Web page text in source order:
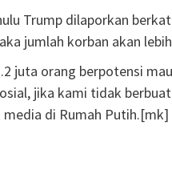
Trump dilaporkan
jumlah korban akan
juta orang berpotensi
jika kami tidak
di Rumah Putih.[mk]